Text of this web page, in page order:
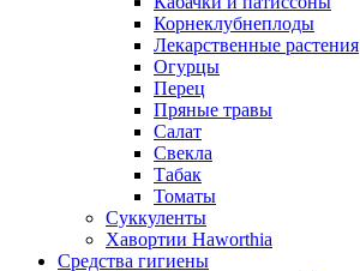
Корнеклубнеплоды
Лекарственные растения
Огурцы
Перец
Пряные травы
Салат
Свекла
Табак
Томаты
Суккуленты
Хавортии Haworthia
Средства гигиены